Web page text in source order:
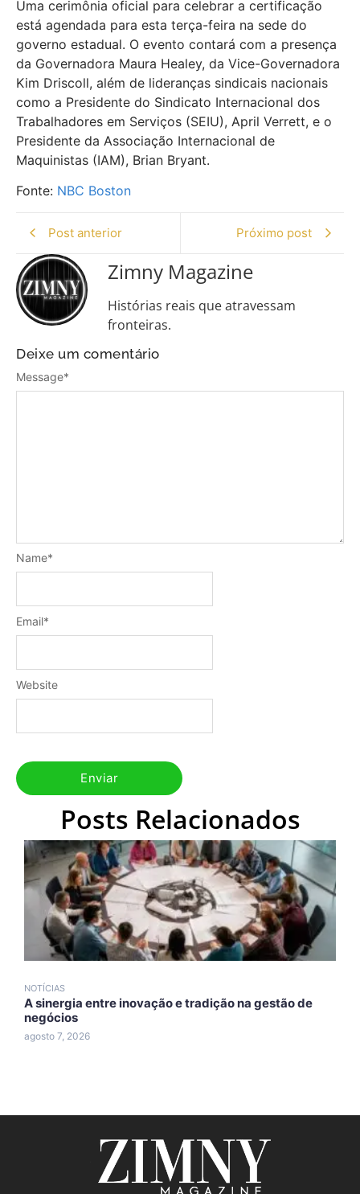
Uma cerimônia oficial para celebrar a certificação
está agendada para esta terça-feira na sede do
governo estadual. O evento contará com a presença
da Governadora Maura Healey, da Vice-Governadora
Kim Driscoll, além de lideranças sindicais nacionais
como a Presidente do Sindicato Internacional dos
Trabalhadores em Serviços (SEIU), April Verrett, e o
Presidente da Associação Internacional de
Maquinistas (IAM), Brian Bryant.
Fonte: NBC Boston
Post anterior Próximo post
Zimny Magazine
Histórias reais que atravessam
fronteiras.
Deixe um comentário
Message*
Name*
Email*
Website
Posts Relacionados
NOTÍCIAS
A sinergia entre inovação e tradição na gestão de
negócios
agosto 7, 2026